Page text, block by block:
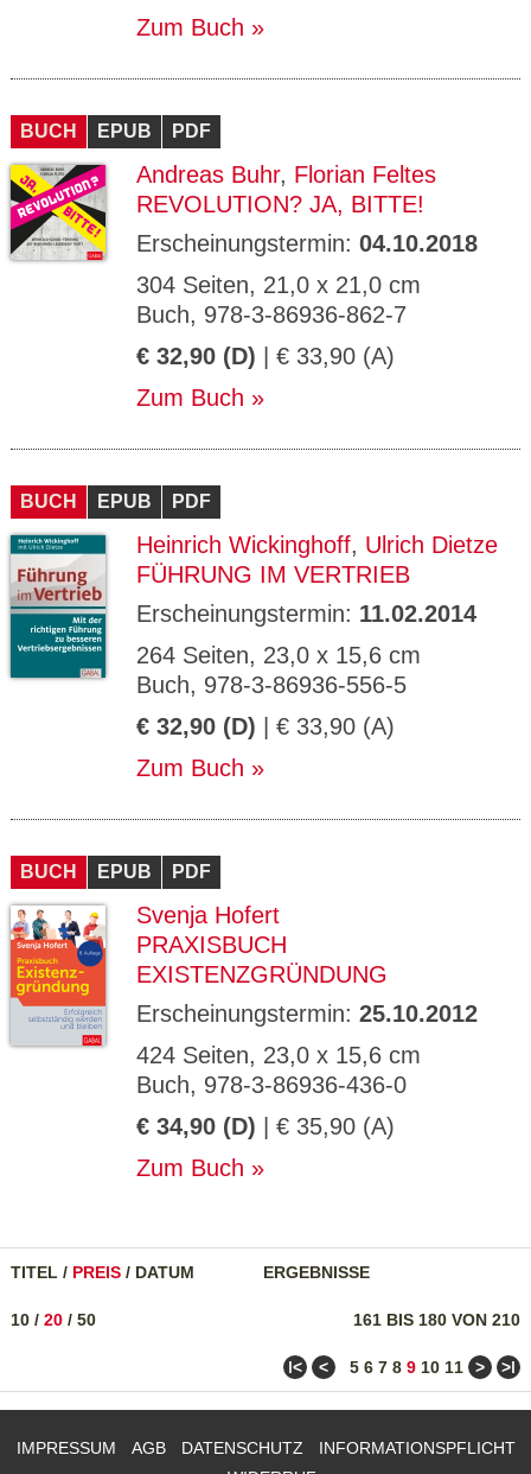
Zum Buch
BUCH EPUB PDF
Andreas Buhr, Florian Feltes
REVOLUTION? JA, BITTE!
Erscheinungstermin: 04.10.2018
304 Seiten, 21,0 x 21,0 cm
Buch, 978-3-86936-862-7
€ 32,90 (D) | € 33,90 (A)
Zum Buch
BUCH EPUB PDF
Heinrich Wickinghoff, Ulrich Dietze
FÜHRUNG IM VERTRIEB
Erscheinungstermin: 11.02.2014
264 Seiten, 23,0 x 15,6 cm
Buch, 978-3-86936-556-5
€ 32,90 (D) | € 33,90 (A)
Zum Buch
BUCH EPUB PDF
Svenja Hofert
PRAXISBUCH
EXISTENZGRÜNDUNG
Erscheinungstermin: 25.10.2012
424 Seiten, 23,0 x 15,6 cm
Buch, 978-3-86936-436-0
€ 34,90 (D) | € 35,90 (A)
Zum Buch
TITEL / PREIS / DATUM ERGEBNISSE
161 BIS 180 VON 210
10 / 20 / 50
ǀ< < 5 6 7 8 9 10 11 > >ǀ
IMPRESSUM AGB DATENSCHUTZ
INFORMATIONSPFLICHT